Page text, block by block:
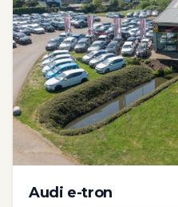
Audi e-tron